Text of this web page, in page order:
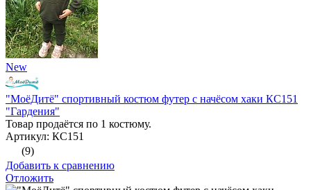
New
"МоёДитё" спортивный костюм футер с начёсом хаки КС151
"Гардения"
Товар продаётся по 1 костюму.
Артикул: КС151
(9)
Добавить к сравнению
Отложить